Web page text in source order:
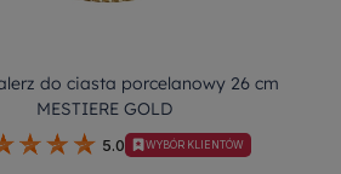
do ciasta porcelanowy 26 cm
MESTIERE GOLD
5.0 WYBÓR KLIENTÓW